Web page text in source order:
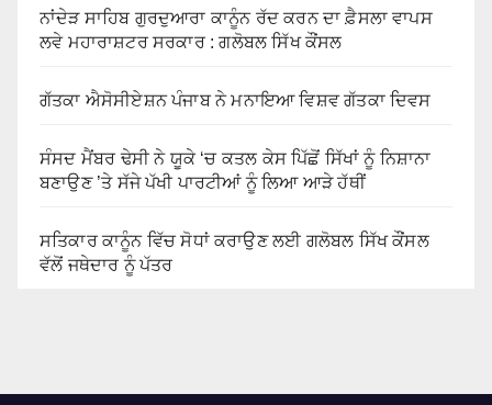
ਨਾਂਦੇੜ ਸਾਹਿਬ ਗੁਰਦੁਆਰਾ ਕਾਨੂੰਨ ਰੱਦ ਕਰਨ ਦਾ ਫ਼ੈਸਲਾ ਵਾਪਸ
ਲਵੇ ਮਹਾਰਾਸ਼ਟਰ ਸਰਕਾਰ : ਗਲੋਬਲ ਸਿੱਖ ਕੌਂਸਲ
ਗੱਤਕਾ ਐਸੋਸੀਏਸ਼ਨ ਪੰਜਾਬ ਨੇ ਮਨਾਇਆ ਵਿਸ਼ਵ ਗੱਤਕਾ ਦਿਵਸ
ਸੰਸਦ ਮੈਂਬਰ ਢੇਸੀ ਨੇ ਯੂਕੇ ‘ਚ ਕਤਲ ਕੇਸ ਪਿੱਛੋਂ ਸਿੱਖਾਂ ਨੂੰ ਨਿਸ਼ਾਨਾ
ਬਣਾਉਣ ’ਤੇ ਸੱਜੇ ਪੱਖੀ ਪਾਰਟੀਆਂ ਨੂੰ ਲਿਆ ਆੜੇ ਹੱਥੀਂ
ਸਤਿਕਾਰ ਕਾਨੂੰਨ ਵਿੱਚ ਸੋਧਾਂ ਕਰਾਉਣ ਲਈ ਗਲੋਬਲ ਸਿੱਖ ਕੌਂਸਲ
ਵੱਲੋਂ ਜਥੇਦਾਰ ਨੂੰ ਪੱਤਰ